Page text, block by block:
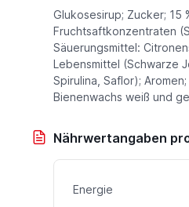
Glukosesirup; Zucker; 15
Fruchtsaftkonzentraten
Säuerungsmittel:
Lebensmittel (Schwarze
Spirulina, Saflor);
Bienenwachs weiß und
Nährwertangaben
Energie